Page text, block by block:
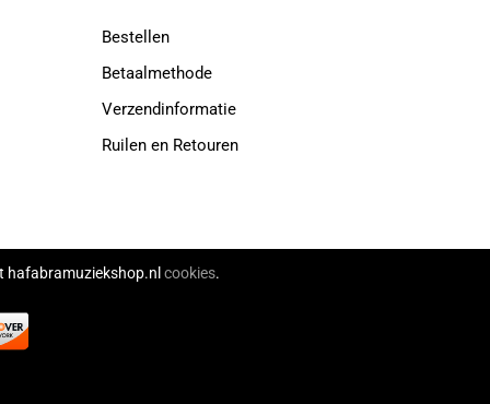
Bestellen
Betaalmethode
Verzendinformatie
Ruilen en Retouren
hafabramuziekshop.nlcookies.